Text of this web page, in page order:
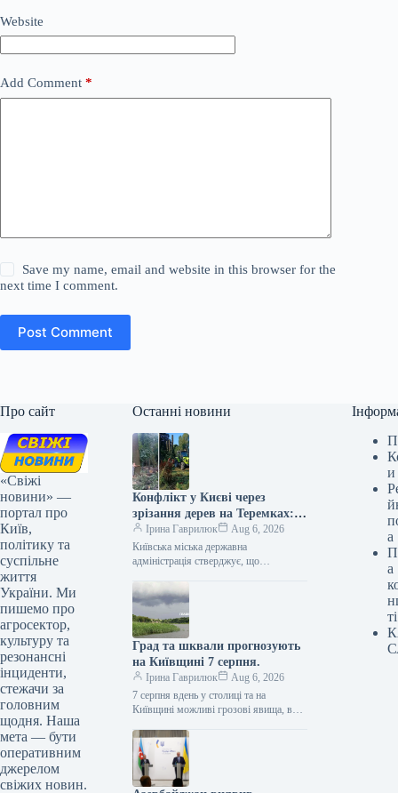
Website
Add Comment *
Save my name, email and website in this browser for the
next time I comment.
Post Comment
Про сайт
«Свіжі
новини» —
портал про
Київ,
політику та
суспільне
життя
України. Ми
пишемо про
агросектор,
культуру та
резонансні
інциденти,
стежачи за
головним
щодня. Наша
мета — бути
оперативним
джерелом
свіжих новин.
Останні новини
Конфлікт у Києві через
зрізання дерев на Теремках:
позиції мешканців,
чиновників та
правоохоронців
Ірина Гаврилюк
Aug 6, 2026
Київська міська державна
адміністрація стверджує, що
неминучий захід У столиці назріває
суперечка стосовно спилювання…
Град та шквали прогнозують
на Київщині 7 серпня.
Ірина Гаврилюк
Aug 6, 2026
7 серпня вдень у столиці та на
Київщині можливі грозові явища, в
вітру до…
и
а
а
ті